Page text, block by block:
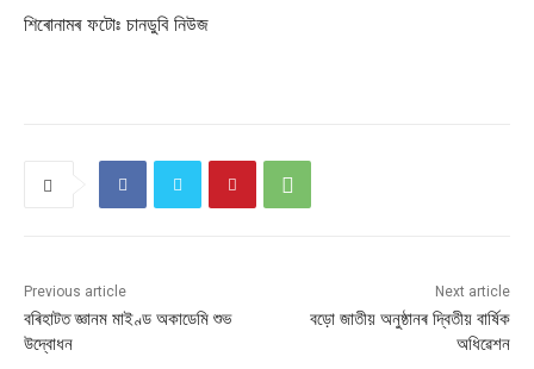
শিৰোনামৰ ফটোঃ চানডুবি নিউজ
Previous article
বৰিহাটত জ্ঞানম মাইণ্ড অকাডেমি শুভ
উদ্বোধন
Next article
বড়ো জাতীয় অনুষ্ঠানৰ দ্বিতীয় বাৰ্ষিক
অধিৱেশন